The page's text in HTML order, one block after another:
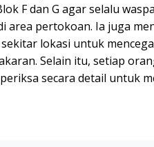
F dan G agar selalu
area pertokoan. Ia juga
lokasi untuk
Selain itu, setiap
secara detail untuk